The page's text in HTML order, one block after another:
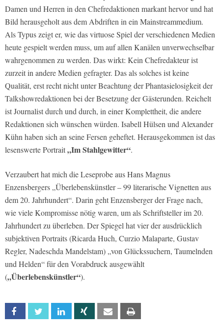
Damen und Herren in den Chefredaktionen markant hervor und hat
Bild herausgeholt aus dem Abdriften in ein Mainstreammedium.
Als Typus zeigt er, wie das virtuose Spiel der verschiedenen Medien
heute gespielt werden muss, um auf allen Kanälen unverwechselbar
wahrgenommen zu werden. Das wirkt: Kein Chefredakteur ist
zurzeit in andere Medien gefragter. Das als solches ist keine
Qualität, erst recht nicht unter Beachtung der Phantasielosigkeit der
Talkshowredaktionen bei der Besetzung der Gästerunden. Reichelt
ist Journalist durch und durch, in einer Komplettheit, die andere
Redaktionen sich wünschen würden. Isabell Hülsen und Alexander
Kühn haben sich an seine Fersen geheftet. Herausgekommen ist das
lesenswerte Portrait„Im Stahlgewitter“.
Verzaubert hat mich die Leseprobe aus Hans Magnus
Enzensbergers „Überlebenskünstler – 99 literarische Vignetten aus
dem 20. Jahrhundert“. Darin geht Enzensberger der Frage nach,
wie viele Kompromisse nötig waren, um als Schriftsteller im 20.
Jahrhundert zu überleben. Der Spiegel hat vier der ausdrücklich
subjektiven Portraits (Ricarda Huch, Curzio Malaparte, Gustav
Regler, Nadeschda Mandelstam) „von Glückssuchern, Taumelnden
und Helden“ für den Vorabdruck ausgewählt
(„Überlebenskünstler“).
Facebook Twitter Linkedin Xing Email